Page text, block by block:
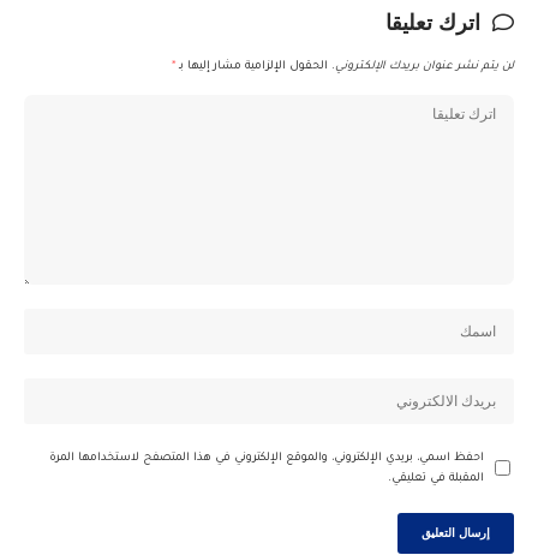
اترك تعليقا
لن يتم نشر عنوان بريدك الإلكتروني. الحقول الإلزامية مشار إليها بـ *
احفظ اسمي، بريدي الإلكتروني، والموقع الإلكتروني في هذا المتصفح لاستخدامها المرة
المقبلة في تعليقي.